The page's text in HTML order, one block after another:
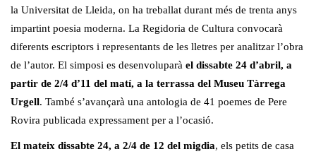
la Universitat de Lleida, on ha treballat durant més de trenta anys
impartint poesia moderna. La Regidoria de Cultura convocarà
diferents escriptors i representants de les lletres per analitzar l’obra
de l’autor. El simposi es desenvoluparà el dissabte 24 d’abril, a
partir de 2/4 d’11 del matí, a la terrassa del Museu Tàrrega
Urgell. També s’avançarà una antologia de 41 poemes de Pere
Rovira publicada expressament per a l’ocasió.
El mateix dissabte 24, a 2/4 de 12 del migdia, els petits de casa